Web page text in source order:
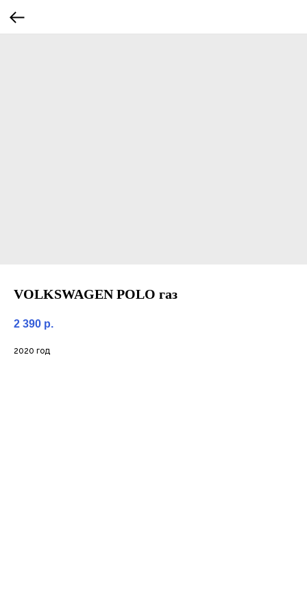
VOLKSWAGEN POLO газ
2 390 р.
2020 год